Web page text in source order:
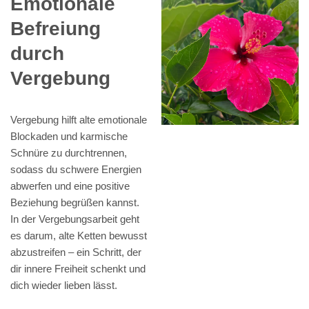
Befreiung
durch
Vergebung
Vergebung hilft alte emotionale
Blockaden und karmische
Schnüre zu durchtrennen,
sodass du schwere Energien
abwerfen und eine positive
Beziehung begrüßen kannst.
In der Vergebungsarbeit geht
es darum, alte Ketten bewusst
abzustreifen – ein Schritt, der
dir innere Freiheit schenkt und
dich wieder lieben lässt.